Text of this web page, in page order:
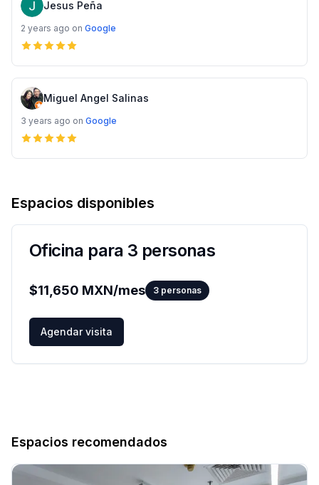
Jesus Peña
2 years ago on Google
Miguel Angel Salinas
3 years ago on Google
Espacios disponibles
Oficina para 3 personas
$11,650 MXN/mes 3 personas
Agendar visita
Espacios recomendados